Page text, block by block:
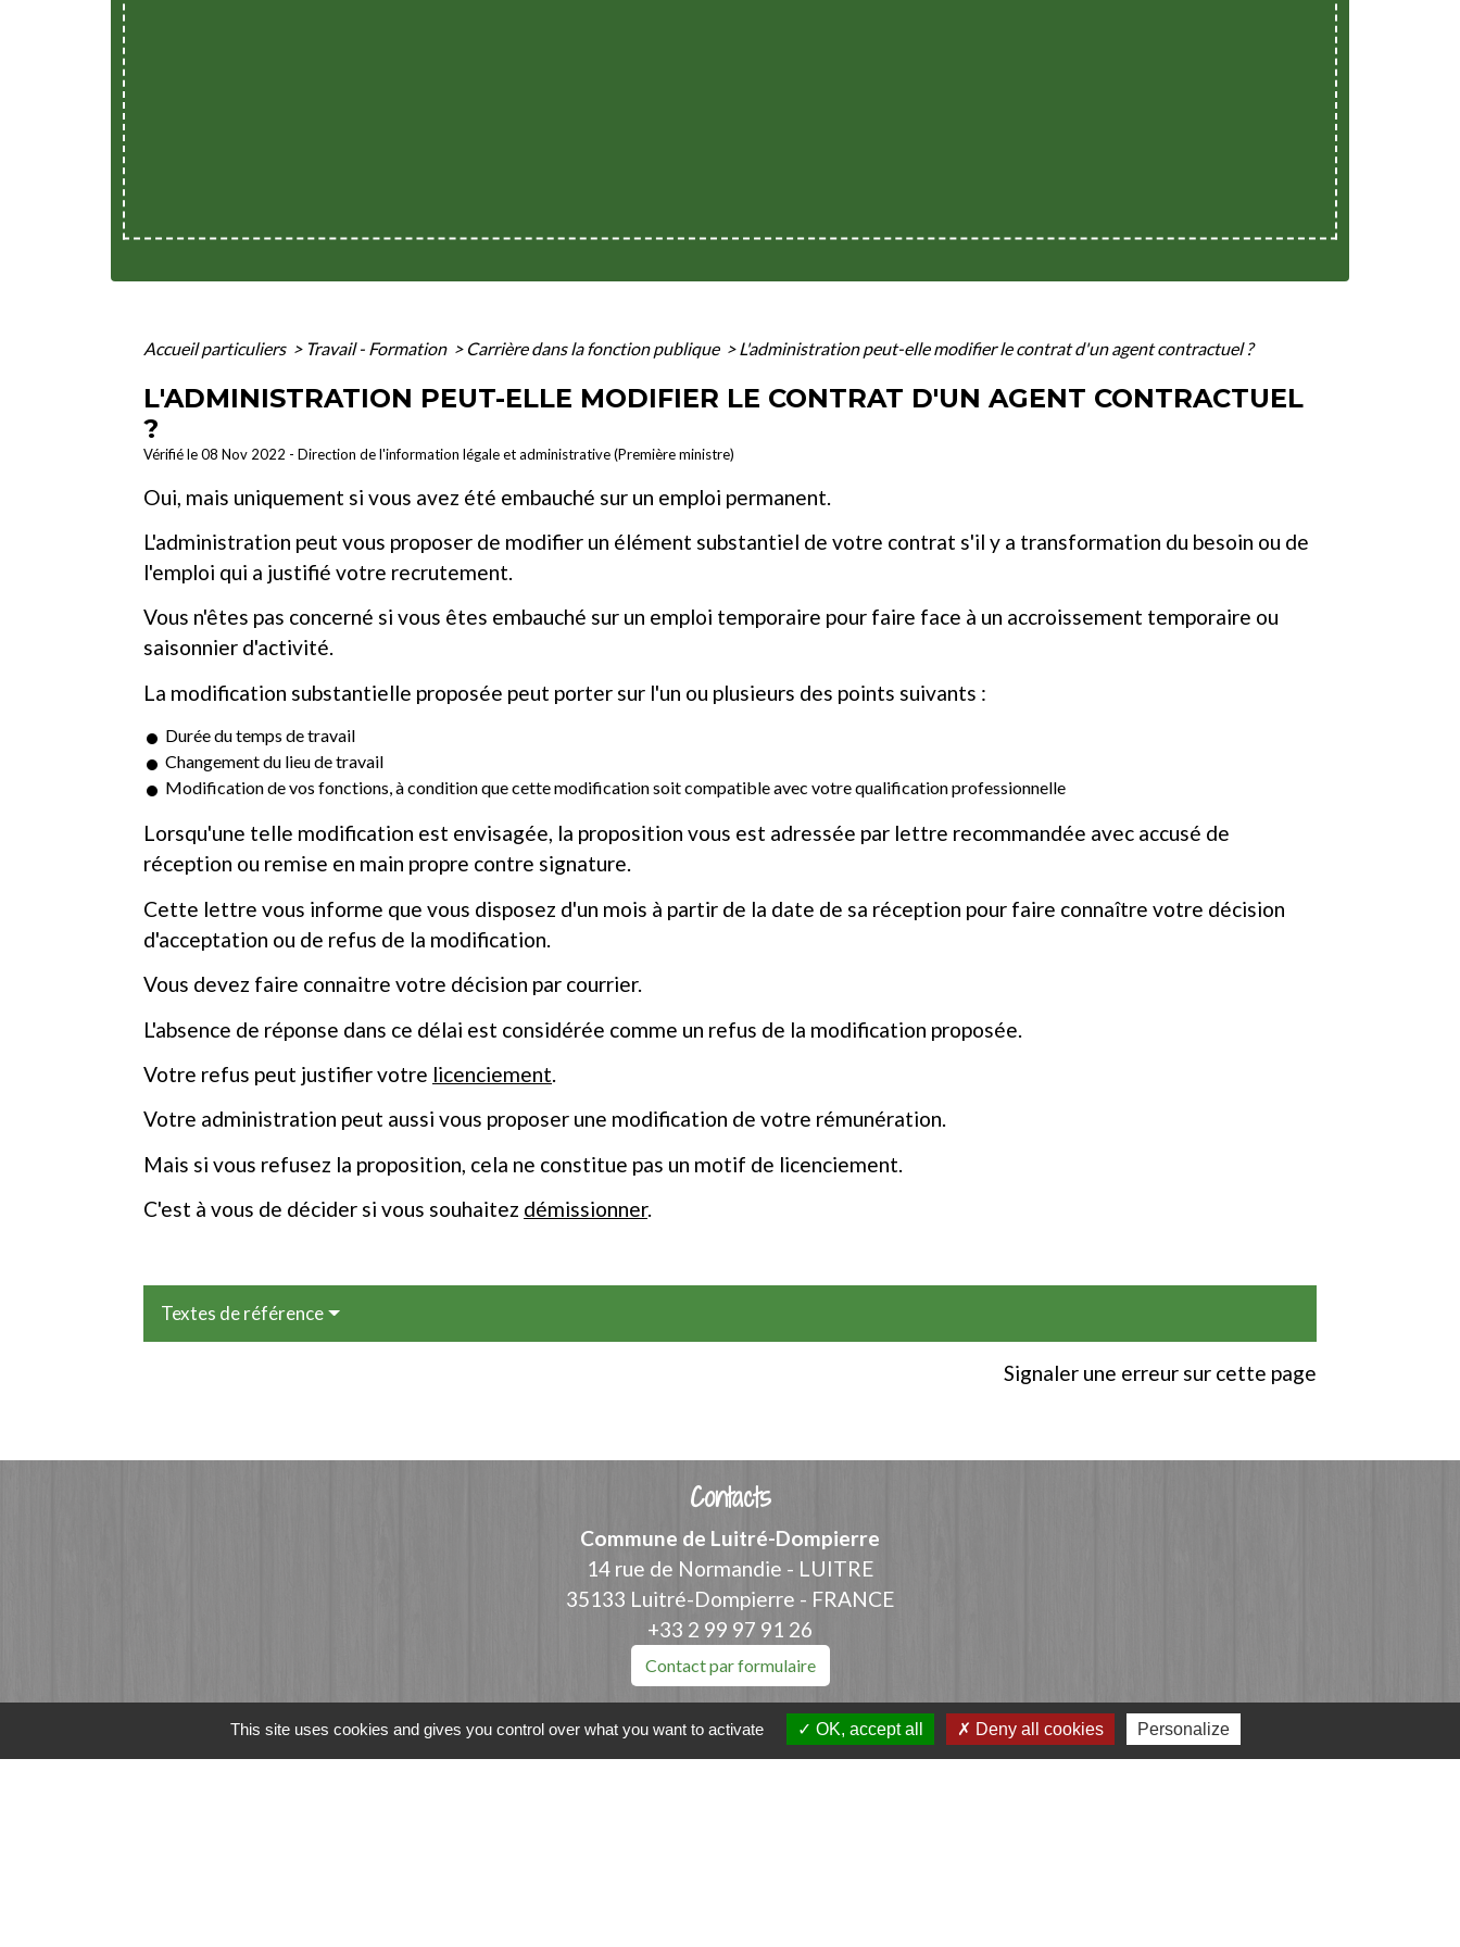
Accueil particuliers > Travail - Formation > Carrière dans la fonction publique > L'administration peut-elle modifier le contrat d'un agent contractuel ?
L'ADMINISTRATION PEUT-ELLE MODIFIER LE CONTRAT D'UN AGENT CONTRACTUEL
?
Vérifié le 08 Nov 2022 - Direction de l'information légale et administrative (Première ministre)
Oui, mais uniquement si vous avez été embauché sur un emploi permanent.
L'administration peut vous proposer de modifier un élément substantiel de votre contrat s'il y a transformation du besoin ou de
l'emploi qui a justifié votre recrutement.
Vous n'êtes pas concerné si vous êtes embauché sur un emploi temporaire pour faire face à un accroissement temporaire ou
saisonnier d'activité.
La modification substantielle proposée peut porter sur l'un ou plusieurs des points suivants :
Durée du temps de travail
Changement du lieu de travail
Modification de vos fonctions, à condition que cette modification soit compatible avec votre qualification professionnelle
Lorsqu'une telle modification est envisagée, la proposition vous est adressée par lettre recommandée avec accusé de
réception ou remise en main propre contre signature.
Cette lettre vous informe que vous disposez d'un mois à partir de la date de sa réception pour faire connaître votre décision
d'acceptation ou de refus de la modification.
Vous devez faire connaitre votre décision par courrier.
L'absence de réponse dans ce délai est considérée comme un refus de la modification proposée.
Votre refus peut justifier votre licenciement.
Votre administration peut aussi vous proposer une modification de votre rémunération.
Mais si vous refusez la proposition, cela ne constitue pas un motif de licenciement.
C'est à vous de décider si vous souhaitez démissionner.
Textes de référence
Signaler une erreur sur cette page
Contacts
Commune de Luitré-Dompierre
14 rue de Normandie - LUITRE
35133 Luitré-Dompierre - FRANCE
+33 2 99 97 91 26
Contact par formulaire
This site uses cookies and gives you control over what you want to activate OK, accept all Deny all cookies Personalize